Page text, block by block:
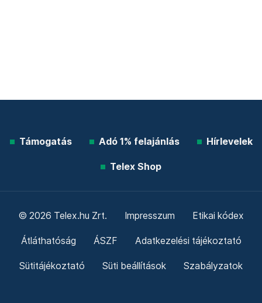
Támogatás Adó 1% felajánlás Hírlevelek
Telex Shop
© 2026 Telex.hu Zrt. Impresszum Etikai kódex
Átláthatóság ÁSZF Adatkezelési tájékoztató
Sütitájékoztató Süti beállítások Szabályzatok